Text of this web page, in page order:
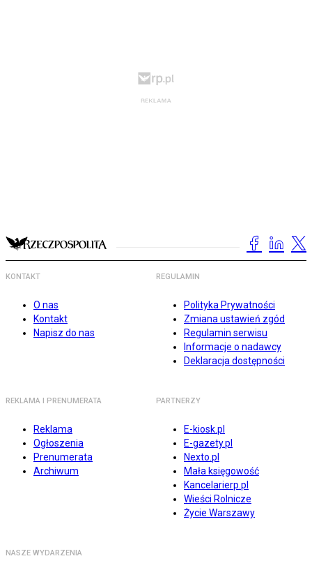
KONTAKT
O nas
Kontakt
Napisz do nas
REGULAMIN
Polityka Prywatności
Zmiana ustawień zgód
Regulamin serwisu
Informacje o nadawcy
Deklaracja dostępności
REKLAMA I PRENUMERATA
Reklama
Ogłoszenia
Prenumerata
Archiwum
PARTNERZY
E-kiosk.pl
E-gazety.pl
Nexto.pl
Mała księgowość
Kancelarierp.pl
Wieści Rolnicze
Życie Warszawy
NASZE WYDARZENIA